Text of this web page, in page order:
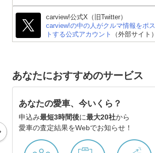
carview!公式X（旧Twitter）
carview!の中の人がクルマ情報をポス
トする公式アカウント
（外部サイト）
あなたにおすすめのサービス
あなたの愛車、今いくら？
申込み最短3時間後に最大20社から
愛車の査定結果をWebでお知らせ！